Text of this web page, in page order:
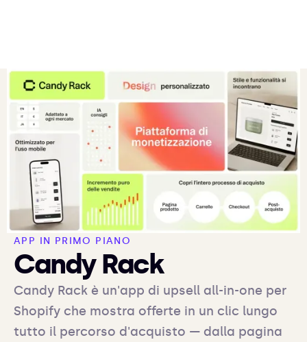
APP IN PRIMO PIANO
Candy Rack
Candy Rack è un'app di upsell all-in-one per
Shopify che mostra offerte in un clic lungo
tutto il percorso d'acquisto — dalla pagina